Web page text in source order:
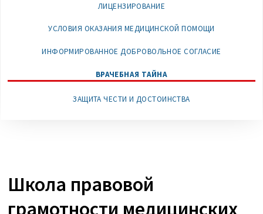
ЛИЦЕНЗИРОВАНИЕ
УСЛОВИЯ ОКАЗАНИЯ МЕДИЦИНСКОЙ ПОМОЩИ
ИНФОРМИРОВАННОЕ ДОБРОВОЛЬНОЕ СОГЛАСИЕ
ВРАЧЕБНАЯ ТАЙНА
ЗАЩИТА ЧЕСТИ И ДОСТОИНСТВА
Школа правовой
грамотности медицинских